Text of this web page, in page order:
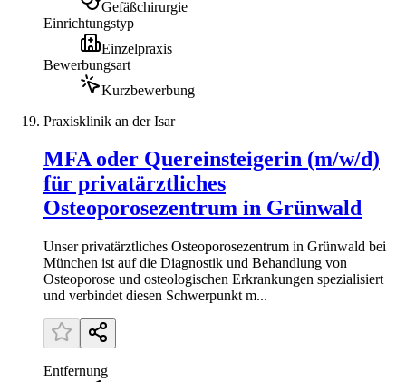
Gefäßchirurgie
Einrichtungstyp
Einzelpraxis
Bewerbungsart
Kurzbewerbung
Praxisklinik an der Isar
MFA oder Quereinsteigerin (m/w/d)
für privatärztliches
Osteoporosezentrum in Grünwald
Unser privatärztliches Osteoporosezentrum in Grünwald bei
München ist auf die Diagnostik und Behandlung von
Osteoporose und osteologischen Erkrankungen spezialisiert
und verbindet diesen Schwerpunkt m...
Entfernung